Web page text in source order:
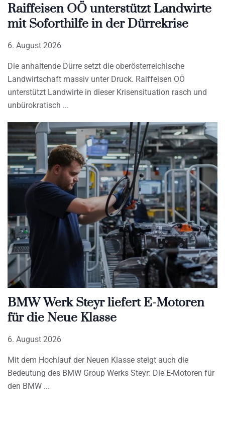
Raiffeisen OÖ unterstützt Landwirte
mit Soforthilfe in der Dürrekrise
6. August 2026
Die anhaltende Dürre setzt die oberösterreichische
Landwirtschaft massiv unter Druck. Raiffeisen OÖ
unterstützt Landwirte in dieser Krisensituation rasch und
unbürokratisch
BMW Werk Steyr liefert E-Motoren
für die Neue Klasse
6. August 2026
Mit dem Hochlauf der Neuen Klasse steigt auch die
Bedeutung des BMW Group Werks Steyr: Die E-Motoren für
den BMW